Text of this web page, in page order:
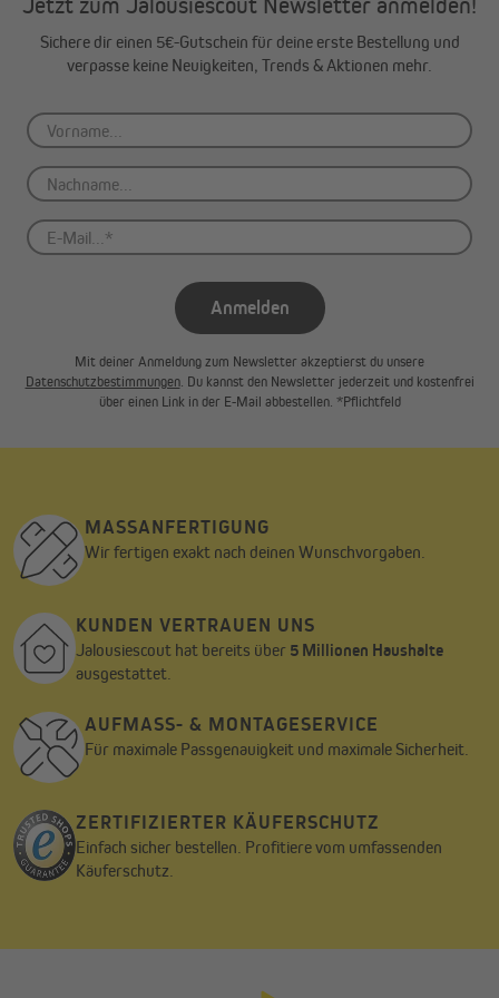
JAROLIFT Funkempfänger TDRR 01 im Überblick
Zur Ansteuerung des Funkempfängers können alle Funksender
des Jarolift TDR - Funksystems verwendet werden.
Je nach gewähltem Sender bieten sich mit dem Funkempfänger
verschiedene Bedienmöglichkeiten. Zum einen kann der Rollladen
einzeln manuell bedient werden, oder aber mit Hilfe eines
Empfängern und Funkmotoren bedient werden. Zu guter letzt
festen Fahrzeiten für jeden Wochentag.
Der Empfänger kann mit allen 230 Volt Rohrmotoren betrieben
werden, welche über 2 Steuerleitungen (Auf/Ab), sowie einen
Sichere dir einen 5€-Gutschein für deine erste Bestellung und
verpasse keine Neuigkeiten, Trends & Aktionen mehr.
Anmelden
Mit deiner Anmeldung zum Newsletter akzeptierst du unsere
Datenschutzbestimmungen. Du kannst den Newsletter jederzeit und kostenfrei
über einen Link in der E-Mail abbestellen. *Pflichtfeld
MASSANFERTIGUNG
Wir fertigen exakt nach deinen Wunschvorgaben.
KUNDEN VERTRAUEN UNS
Jalousiescout hat bereits über 5 Millionen Haushalte
ausgestattet.
AUFMASS- & MONTAGESERVICE
Für maximale Passgenauigkeit und maximale Sicherheit.
ZERTIFIZIERTER KÄUFERSCHUTZ
Einfach sicher bestellen. Profitiere vom umfassenden
Käuferschutz.